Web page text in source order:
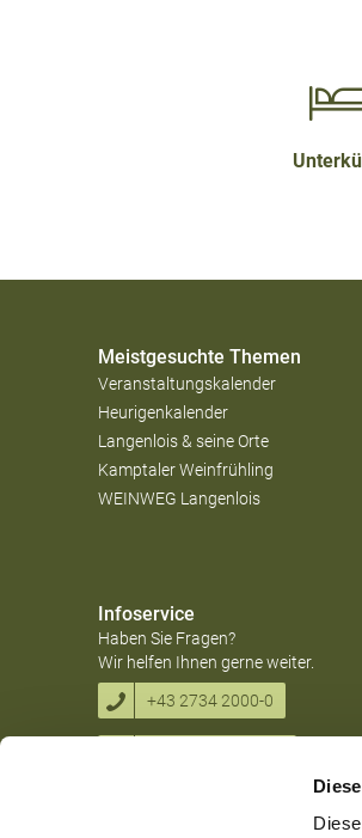
Meistgesuchte Themen
Veranstaltungskalender
Heurigenkalender
Langenlois & seine Orte
Kamptaler Weinfrühling
WEINWEG Langenlois
Infoservice
Haben Sie Fragen?
Wir helfen Ihnen gerne weiter.
+43 2734 2000-0